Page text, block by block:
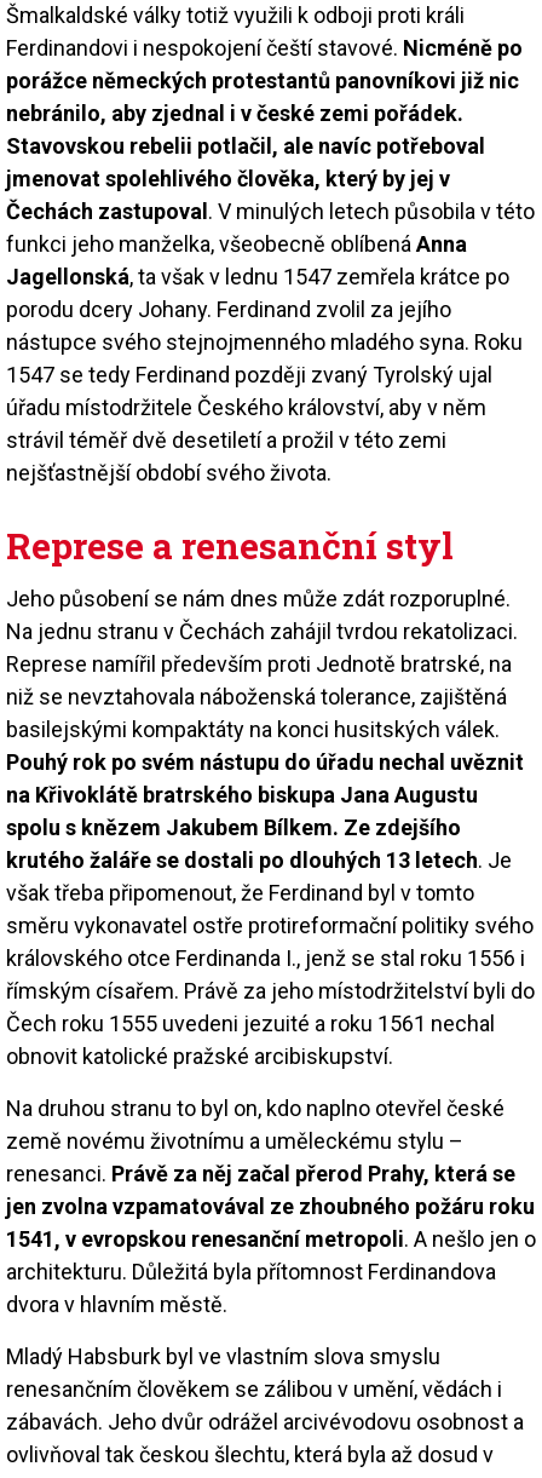
Šmalkaldské války totiž využili k odboji proti králi
Ferdinandovi i nespokojení čeští stavové. Nicméně po
porážce německých protestantů panovníkovi již nic
nebránilo, aby zjednal i v české zemi pořádek.
Stavovskou rebelii potlačil, ale navíc potřeboval
jmenovat spolehlivého člověka, který by jej v
Čechách zastupoval. V minulých letech působila v této
funkci jeho manželka, všeobecně oblíbená Anna
Jagellonská, ta však v lednu 1547 zemřela krátce po
porodu dcery Johany. Ferdinand zvolil za jejího
nástupce svého stejnojmenného mladého syna. Roku
1547 se tedy Ferdinand později zvaný Tyrolský ujal
úřadu místodržitele Českého království, aby v něm
strávil téměř dvě desetiletí a prožil v této zemi
nejšťastnější období svého života.
Represe a renesanční styl
Jeho působení se nám dnes může zdát rozporuplné.
Na jednu stranu v Čechách zahájil tvrdou rekatolizaci.
Represe namířil především proti Jednotě bratrské, na
niž se nevztahovala náboženská tolerance, zajištěná
basilejskými kompaktáty na konci husitských válek.
Pouhý rok po svém nástupu do úřadu nechal uvěznit
na Křivoklátě bratrského biskupa Jana Augustu
spolu s knězem Jakubem Bílkem. Ze zdejšího
krutého žaláře se dostali po dlouhých 13 letech. Je
však třeba připomenout, že Ferdinand byl v tomto
směru vykonavatel ostře protireformační politiky svého
královského otce Ferdinanda I., jenž se stal roku 1556 i
římským císařem. Právě za jeho místodržitelství byli do
Čech roku 1555 uvedeni jezuité a roku 1561 nechal
obnovit katolické pražské arcibiskupství.
Na druhou stranu to byl on, kdo naplno otevřel české
země novému životnímu a uměleckému stylu –
renesanci. Právě za něj začal přerod Prahy, která se
jen zvolna vzpamatovával ze zhoubného požáru roku
1541, v evropskou renesanční metropoli. A nešlo jen o
architekturu. Důležitá byla přítomnost Ferdinandova
dvora v hlavním městě.
Mladý Habsburk byl ve vlastním slova smyslu
renesančním člověkem se zálibou v umění, vědách i
zábavách. Jeho dvůr odrážel arcivévodovu osobnost a
ovlivňoval tak českou šlechtu, která byla až dosud v